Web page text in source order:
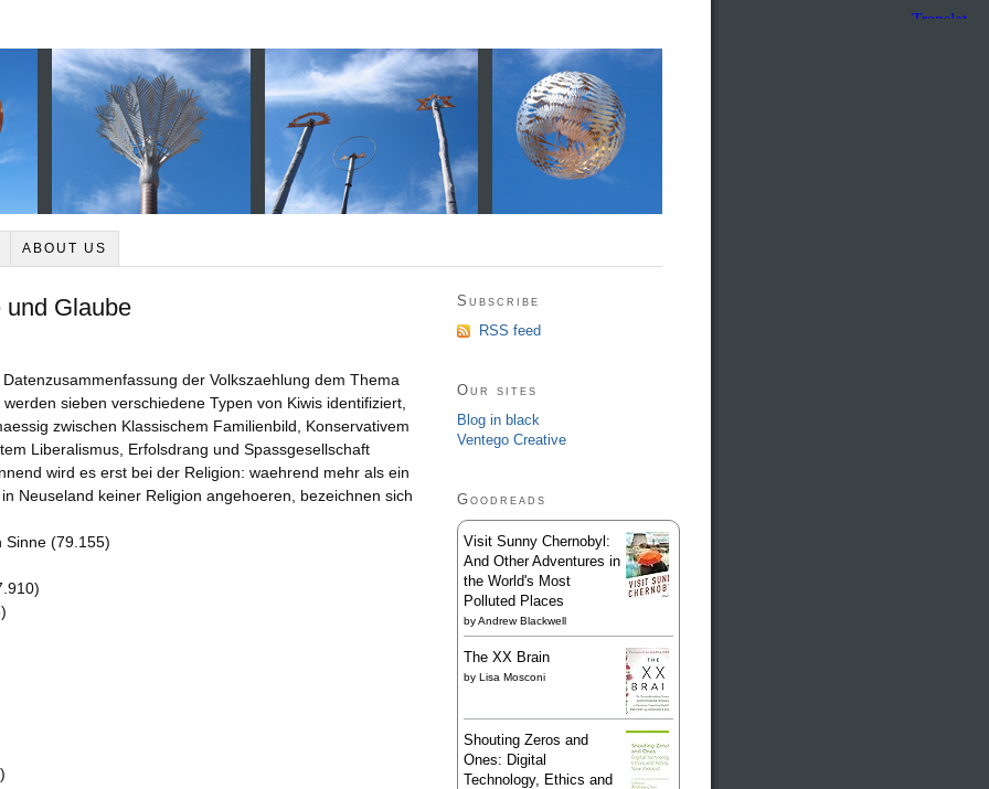
ABOUT US
Glaube
der Volkszaehlung dem Thema
sieben verschiedene Typen von Kiwis identifiziert,
zwischen Klassischem Familienbild, Konservativem
Liberalismus, Erfolsdrang und Spassgesellschaft
wird es erst bei der Religion: waehrend mehr als ein
Neuseland keiner Religion angehoeren, bezeichnen sich
Sinne (79.155)
Subscribe
RSS feed
Our sites
Blog in black
Ventego Creative
Goodreads
Visit Sunny Chernobyl:
And Other Adventures in
the World's Most
Polluted Places
byAndrew Blackwell
The XX Brain
by Lisa Mosconi
Shouting Zeros and
Ones: Digital
Technology, Ethics and